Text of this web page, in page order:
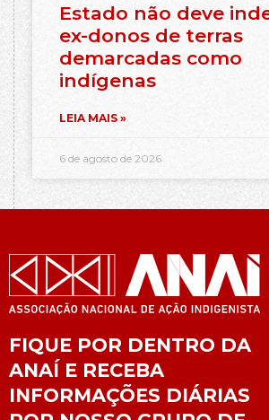
Estado não deve
ex-donos de terras
demarcadas como
indígenas
LEIA MAIS »
6 de agosto de 2026
FIQUE POR DENTRO DA
ANAÍ E RECEBA
INFORMAÇÕES DIÁRIAS